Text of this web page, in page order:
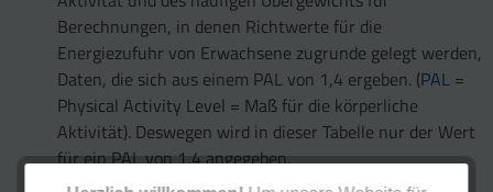
Berechnungen, in denen Richtwerte für die
Energiezufuhr von Erwachsene zugrunde gelegt werden,
Daten, die sich aus einem PAL von 1,4 ergeben. (PAL =
Physical Activity Level = Maß für die körperliche
Aktivität). Deswegen wird in dieser Tabelle nur der Wert
für ein PAL von 1,4 angegeben.
Die Angaben gelten nur bei Normalgewicht vor der